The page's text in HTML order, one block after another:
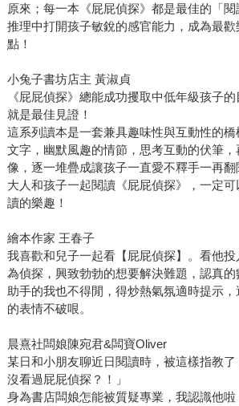
原來；每一本《屁屁偵探》都是最佳的「閱
推理中打開孩子敏銳的感官能力，成為最
點！
小兔子書坊店主 黃淑貞
《屁屁偵探》總能成功攫取中低年級孩子
就是最佳見證！
這系列讀本是一套兼具趣味性與互動性的
文字，幽默風趣的情節，思考互動的伏筆
像，逐一堆疊成讓孩子一直愛不釋手一再
大人和孩子一起閱讀《屁屁偵探》，一定
讀的樂趣！
繪本作家 王春子
我喜歡和兒子一起看【屁屁偵探】。看他
為偵探，興致勃勃的想要解決難題，認真
助手的我也不得閒，得炒熱氣氛適時提示
的表情不破哏。
晨熹社闆娘陳宛君&闆寶Oliver
某日和小朋友聊近日閱讀時，被這樣指教
沒看過屁屁偵探？！」
身為書店闆娘怎能被質疑專業，我認識他啦